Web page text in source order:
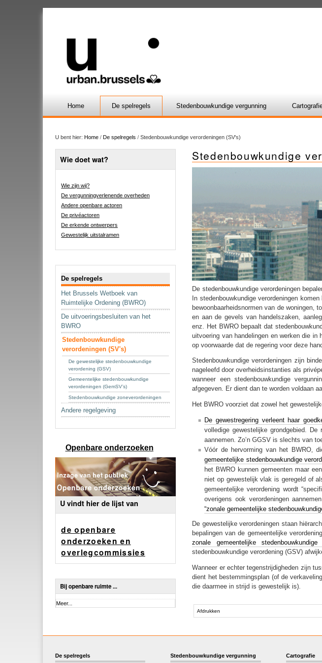
Home De spelregels Stedenbouwkundige vergunning
U bent hier: Home / De spelregels / Stedenbouwkundige verordeningen (SV's)
Wie doet wat?
Wie zijn wij?
De vergunningverlenende overheden
Andere openbare actoren
De privéactoren
De erkende ontwerpers
Gewestelijk uitstalramen
De spelregels
Het Brussels Wetboek van
Ruimtelijke Ordening (BWRO)
De uitvoeringsbesluiten van het
BWRO
Stedenbouwkundige
verordeningen (SV's)
De gewestelijke stedenbouwkundige
verordening (GSV)
Gemeentelijke stedenbouwkundige
verordeningen (GemSV’s)
Stedenbouwkundige zoneverordeningen
Andere regelgeving
Openbare onderzoeken
U vindt hier de lijst van
de openbare
onderzoeken en
overlegcommissies
Bij openbare ruimte ...
Bij
-
Meer...
Stedenbouwkundige
De stedenbouwkundige verordeningen
In stedenbouwkundige verordeningen
bewoonbaarheidsnormen van de woningen,
en aan de gevels van handelszaken,
enz. Het BWRO bepaalt dat
uitvoering van handelingen en werken die
op voorwaarde dat de regering voor deze
Stedenbouwkundige verordeningen zijn
nageleefd door overheidsinstanties als
wanneer een stedenbouwkundige
afgegeven. Er dient dan te worden voldaan
Het BWRO voorziet dat zowel het
De gewestregering verleent haar
volledige gewestelijke grondgebied.
aannemen. Zo’n GGSV is slechts van
Vóór de hervorming van het BWRO,
gemeentelijke stedenbouwkundige
het BWRO kunnen gemeenten maar
niet op gewestelijk vlak is geregeld of
gemeentelijke verordening wordt
overigens ook verordeningen
“zonale gemeentelijke
De gewestelijke verordeningen staan
bepalingen van de gemeentelijke
zonale gemeentelijke
stedenbouwkundige verordening (GSV)
Wanneer er echter tegenstrijdigheden zijn
dient het bestemmingsplan (of de
die daarmee in strijd is gewestelijk is).
acties
Afdrukken
De spelregels Stedenbouwkundige vergunning Cartografie